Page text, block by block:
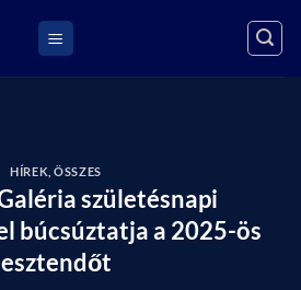
HÍREK ,ÖSSZES
születésnapi
búcsúztatja a 2025-ös
esztendőt